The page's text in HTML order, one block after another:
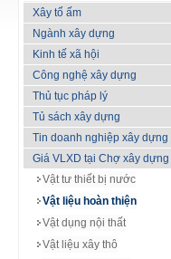
Xây tổ ấm
Ngành xây dựng
Kinh tế xã hội
Công nghệ xây dựng
Thủ tục pháp lý
Tủ sách xây dựng
Tin doanh nghiệp xây dựng
Giá VLXD tại Chợ xây dựng
Vật tư thiết bị nước
Vật liệu hoàn thiện
Vật dụng nội thất
Vật liệu xây thô